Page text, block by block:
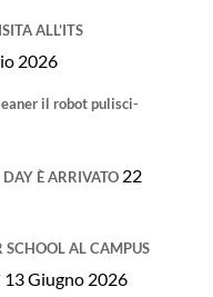
ALL’ITS
2026
il robot pulisci-
È ARRIVATO 22
SCHOOL AL CAMPUS
13 Giugno 2026